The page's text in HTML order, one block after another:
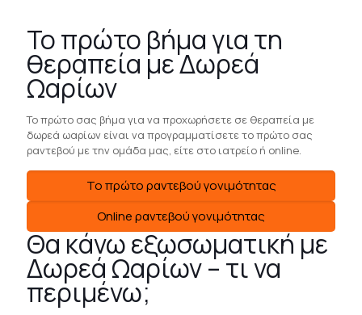
Το πρώτο βήμα για τη
θεραπεία με Δωρεά
Ωαρίων
Το πρώτο σας βήμα για να προχωρήσετε σε θεραπεία με
δωρεά ωαρίων είναι να προγραμματίσετε το πρώτο σας
ραντεβού με την ομάδα μας, είτε στο ιατρείο ή online.
Το πρώτο ραντεβού γονιμότητας
Οnline ραντεβού γονιμότητας
Θα κάνω εξωσωματική με
Δωρεά Ωαρίων – τι να
περιμένω;